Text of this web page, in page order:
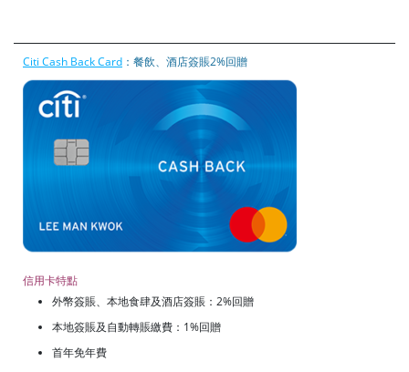
Citi Cash Back Card ：餐飲、酒店簽賬2%回贈
信用卡特點
外幣簽賬、本地食肆及酒店簽賬：2%回贈
本地簽賬及自動轉賬繳費：1%回贈
首年免年費